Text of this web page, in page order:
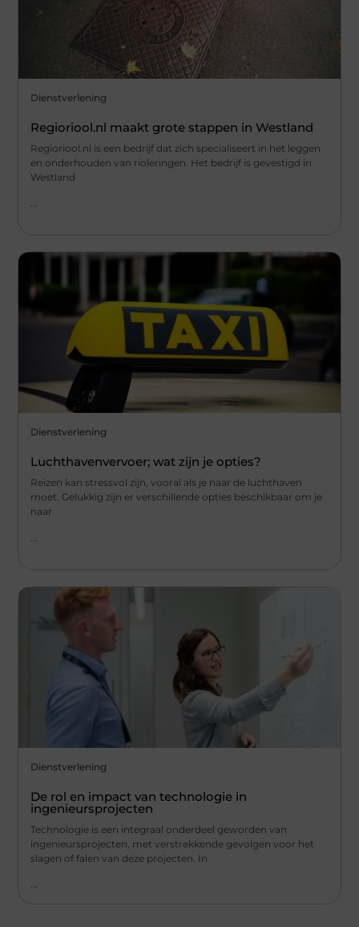
Dienstverlening
Regioriool.nl maakt grote stappen in Westland
Regioriool.nl is een bedrijf dat zich specialiseert in het leggen
en onderhouden van rioleringen. Het bedrijf is gevestigd in
Westland
...
Dienstverlening
Luchthavenvervoer; wat zijn je opties?
Reizen kan stressvol zijn, vooral als je naar de luchthaven
moet. Gelukkig zijn er verschillende opties beschikbaar om je
naar
Dienstverlening
De rol en impact van technologie in
ingenieursprojecten
Technologie is een integraal onderdeel geworden van
ingenieursprojecten, met verstrekkende gevolgen voor het
slagen of falen van deze projecten. In
...